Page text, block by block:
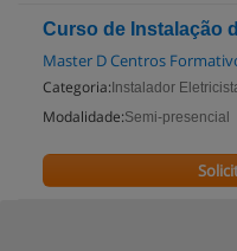
Curso de Instalação
Master D Centros
Categoria: Instalador
Modalidade:Semi-presencial